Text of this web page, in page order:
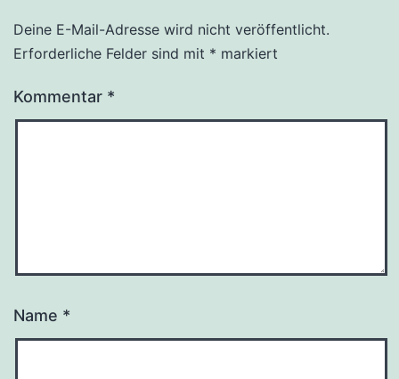
Deine E-Mail-Adresse wird nicht veröffentlicht.
Erforderliche Felder sind mit * markiert
Kommentar *
Name *